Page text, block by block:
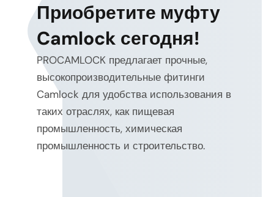
efficiency and heat reduction
electro-hydraulic
and proportional control
system-
level optimization
Приобретите муфту
Camlock сегодня!
PROCAMLOCK предлагает прочные,
высокопроизводительные фитинги
Camlock для удобства использования в
таких отраслях, как пищевая
промышленность, химическая
промышленность и строительство.